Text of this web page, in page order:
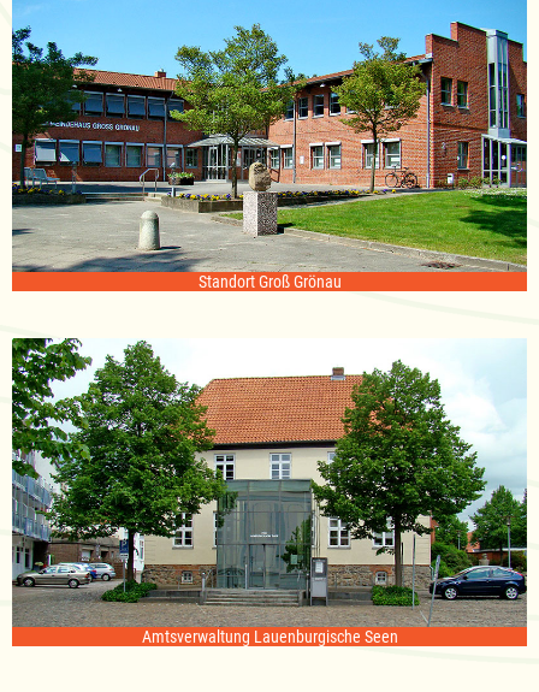
Standort Groß Grönau
Amtsverwaltung Lauenburgische Seen